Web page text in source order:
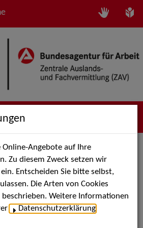
als PDF speichern
Angebote auf Ihre
Zu diesem Zweck setzen wir
Entscheiden Sie bitte selbst,
Die Arten von Cookies
Weitere Informationen
Datenschutzerklärung